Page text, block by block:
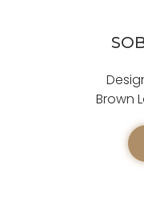
Brown